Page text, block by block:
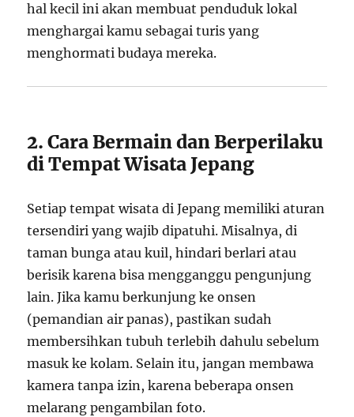
hal kecil ini akan membuat penduduk lokal
menghargai kamu sebagai turis yang
menghormati budaya mereka.
2. Cara Bermain dan Berperilaku
di Tempat Wisata Jepang
Setiap tempat wisata di Jepang memiliki aturan
tersendiri yang wajib dipatuhi. Misalnya, di
taman bunga atau kuil, hindari berlari atau
berisik karena bisa mengganggu pengunjung
lain. Jika kamu berkunjung ke onsen
(pemandian air panas), pastikan sudah
membersihkan tubuh terlebih dahulu sebelum
masuk ke kolam. Selain itu, jangan membawa
kamera tanpa izin, karena beberapa onsen
melarang pengambilan foto.